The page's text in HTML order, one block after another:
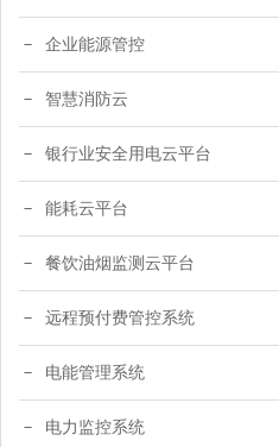
企业能源管控
智慧消防云
银行业安全用电云平台
能耗云平台
餐饮油烟监测云平台
远程预付费管控系统
电能管理系统
电力监控系统